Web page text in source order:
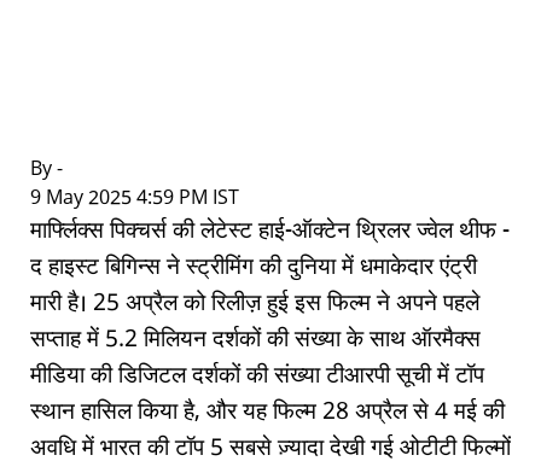
By -
9 May 2025 4:59 PM IST
मार्फ्लिक्स पिक्चर्स की लेटेस्ट हाई-ऑक्टेन थ्रिलर ज्वेल थीफ -
द हाइस्ट बिगिन्स ने स्ट्रीमिंग की दुनिया में धमाकेदार एंट्री
मारी है। 25 अप्रैल को रिलीज़ हुई इस फिल्म ने अपने पहले
सप्ताह में 5.2 मिलियन दर्शकों की संख्या के साथ ऑरमैक्स
मीडिया की डिजिटल दर्शकों की संख्या टीआरपी सूची में टॉप
स्थान हासिल किया है, और यह फिल्म 28 अप्रैल से 4 मई की
अवधि में भारत की टॉप 5 सबसे ज़्यादा देखी गई ओटीटी फिल्मों